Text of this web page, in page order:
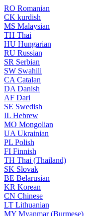
RO Romanian
CK kurdish
MS Malaysian
TH Thai
HU Hungarian
RU Russian
SR Serbian
SW Swahili
CA Catalan
DA Danish
AF Dari
SE Swedish
IL Hebrew
MO Mongolian
UA Ukrainian
PL Polish
FI Finnish
TH Thai (Thailand)
SK Slovak
BE Belarusian
KR Korean
CN Chinese
LT Lithuanian
MY Myanmar (Burmese)